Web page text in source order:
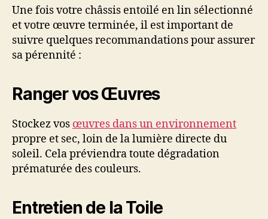
Une fois votre châssis entoilé en lin sélectionné
et votre œuvre terminée, il est important de
suivre quelques recommandations pour assurer
sa pérennité :
Ranger vos Œuvres
Stockez vos œuvres dans un environnement
propre et sec, loin de la lumière directe du
soleil. Cela préviendra toute dégradation
prématurée des couleurs.
Entretien de la Toile